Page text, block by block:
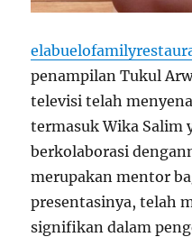
penampilan Tukul
televisi telah
termasuk Wika Salim
berkolaborasi
merupakan mentor
presentasinya, telah
signifikan dalam